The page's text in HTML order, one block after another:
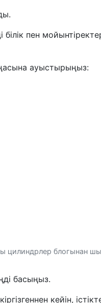
білік пен
ауыстырыңыз:
цилиндрлер
басыңыз.
кейін,